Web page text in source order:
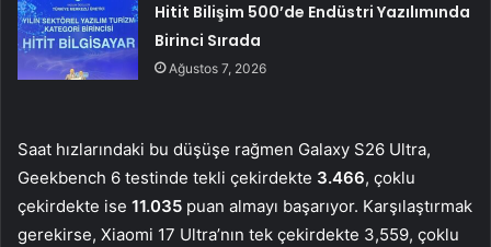
Hitit Bilişim 500’de Endüstri Yazılımında
Birinci Sırada
Ağustos 7, 2026
Saat hızlarındaki bu düşüşe rağmen Galaxy S26 Ultra,
Geekbench 6 testinde tekli çekirdekte 3.466, çoklu
çekirdekte ise 11.035 puan almayı başarıyor. Karşılaştırmak
gerekirse, Xiaomi 17 Ultra’nın tek çekirdekte 3,559, çoklu